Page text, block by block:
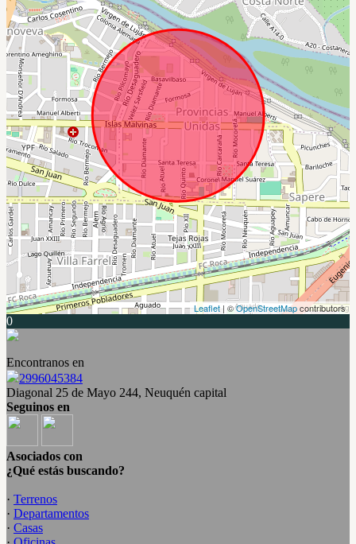
Leaflet | ©OpenStreetMapcontributors
0
Encontranos en
2996045384
Diagonal 25 de Mayo 244, Neuquén capital
Seguinos en
Asociados con
¿Qué estás buscando?
· Terrenos
· Departamentos
· Casas